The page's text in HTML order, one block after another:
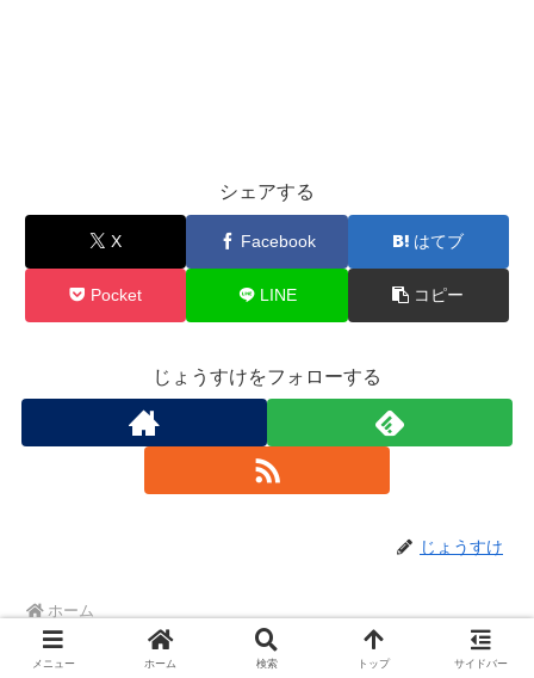
シェアする
X Facebook はてブ
Pocket LINE コピー
じょうすけをフォローする
じょうすけ
ホーム
メニュー ホーム 検索 トップ サイドバー